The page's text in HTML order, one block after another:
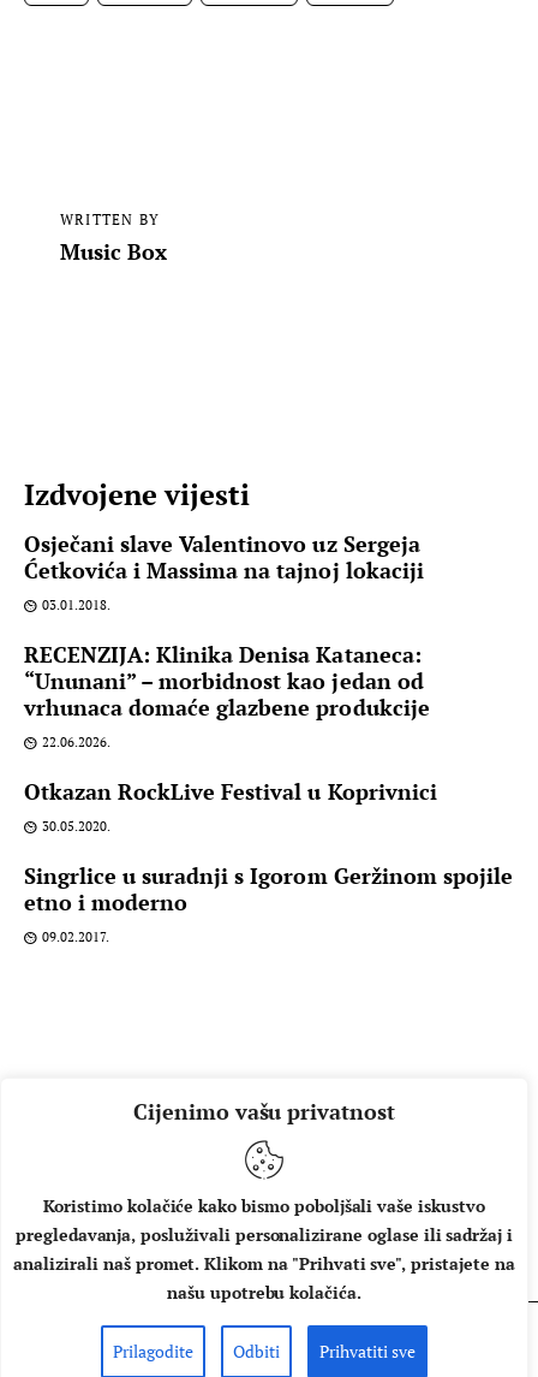
Cijenimo vašu privatnost
Koristimo kolačiće kako bismo poboljšali vaše iskustvo
pregledavanja, posluživali personalizirane oglase ili sadržaj i
analizirali naš promet. Klikom na "Prihvati sve", pristajete na
našu upotrebu kolačića.
Prilagodite Odbiti Prihvatiti sve
WRITTEN BY
Music Box
Izdvojene vijesti
Osječani slave Valentinovo uz Sergeja
Ćetkovića i Massima na tajnoj lokaciji
03.01.2018.
RECENZIJA: Klinika Denisa Kataneca:
“Ununani” – morbidnost kao jedan od
vrhunaca domaće glazbene produkcije
22.06.2026.
Otkazan RockLive Festival u Koprivnici
30.05.2020.
Singrlice u suradnji s Igorom Geržinom spojile
etno i moderno
09.02.2017.
O NAMA IMPRESSUM UVJETI KORIŠTENJA
Copyright © 2026 Music Box - All rights reserved.